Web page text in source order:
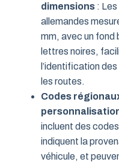
dimensions :
allemandes
mm, avec un fond
lettres noires,
l’identification
les routes.
Codes
incluent des
indiquent la
véhicule, et